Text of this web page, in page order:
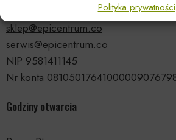
Polityka prywatności
sklep@epicentrum.co
serwis@epicentrum.co
NIP 9581411145
Nr konta
Godziny otwarcia